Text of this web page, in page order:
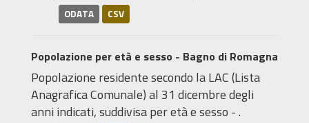
ODATA CSV
Popolazione per età e sesso - Bagno di Romagna
Popolazione residente secondo la LAC (Lista
Anagrafica Comunale) al 31 dicembre degli
anni indicati, suddivisa per età e sesso - .